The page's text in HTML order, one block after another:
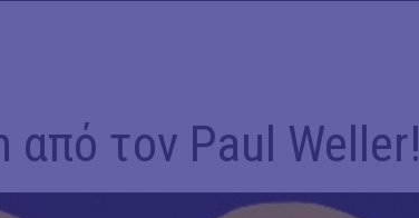
από τον Paul Weller!